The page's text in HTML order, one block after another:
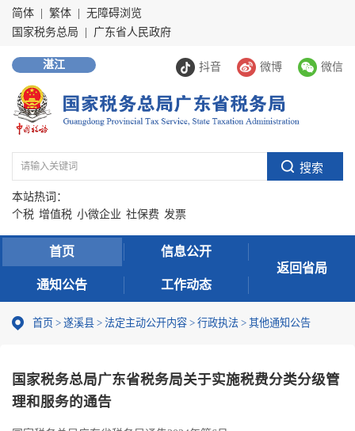
简体 繁体
无障碍浏览
国家税务总局
广东省人民政府
抖音 微博 微信
湛江
本站热词：
个税 增值税 小微企业 社保费 发票
首页 信息公开
通知公告 工作动态
返回省局
首页 > 遂溪县 > 法定主动公开内容 > 行政执法 > 其他通知公告
国家税务总局广东省税务局关于实施税费分类分级管
理和服务的通告